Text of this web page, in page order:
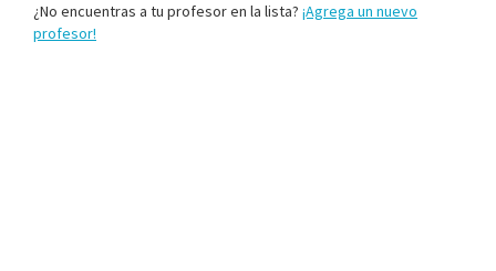
¿No encuentras a tu profesor en la lista? ¡Agrega un nuevo
profesor!